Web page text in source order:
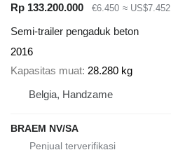
Rp 133.200.000
€6.450 ≈ US$7.452
Semi-trailer pengaduk beton
2016
Kapasitas muat 28.280 kg
Belgia, Handzame
BRAEM NV/SA